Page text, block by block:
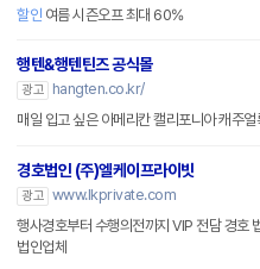
할인 여름 시즌오프 최대 60%
행텐&행텐틴즈 공식몰
광고
hangten.co.kr/
매일 입고 싶은 아메리칸 캘리포니아 캐주
경호법인 (주)엘케이프라이빗
광고 www.lkprivate.com
행사경호부터 수행의전까지 VIP 전담 경호
법인업체